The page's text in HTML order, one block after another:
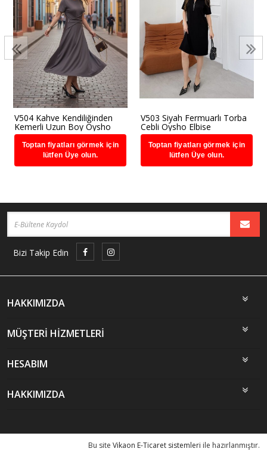
V504 Kahve Kendiliğinden
Kemerli Uzun Boy Oysho
Elbise
Toptan fiyatları görmek için
lütfen Üye olun.
V503 Siyah Fermuarlı Torba
Cebli Oysho Elbise
Toptan fiyatları görmek için
lütfen Üye olun.
Bizi Takip Edin
HAKKIMIZDA
MÜŞTERİ HİZMETLERİ
HESABIM
HAKKIMIZDA
Bu site Vikaon E-Ticaret sistemleri ile hazırlanmıştır.